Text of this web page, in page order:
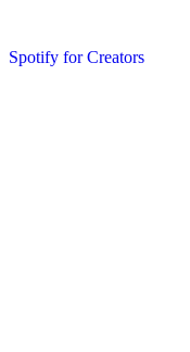
Spotify for Creators